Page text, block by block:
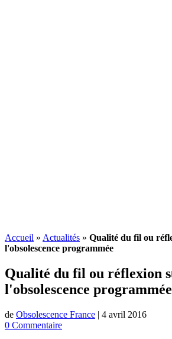
Accueil » Actualités » Qualité du fil ou
l'obsolescence programmée
Qualité du fil ou réflexion
l'obsolescence programmée
de Obsolescence France | 4 avril 2016
0 Commentaire